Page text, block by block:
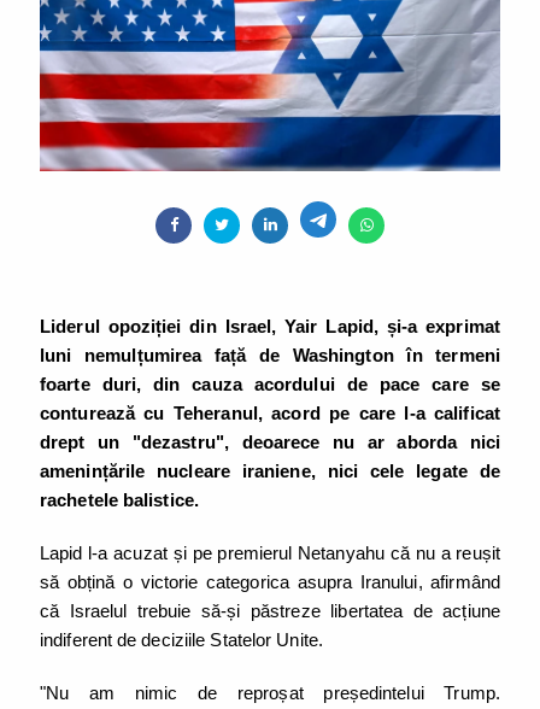
Liderul opoziției din Israel, Yair Lapid, și-a exprimat
luni nemulțumirea față de Washington în termeni
foarte duri, din cauza acordului de pace care se
conturează cu Teheranul, acord pe care l-a calificat
drept un "dezastru", deoarece nu ar aborda nici
amenințările nucleare iraniene, nici cele legate de
rachetele balistice.
Lapid l-a acuzat și pe premierul Netanyahu că nu a reușit
să obțină o victorie categorica asupra Iranului, afirmând
că Israelul trebuie să-și păstreze libertatea de acțiune
indiferent de deciziile Statelor Unite.
"Nu am nimic de reproșat președintelui Trump.